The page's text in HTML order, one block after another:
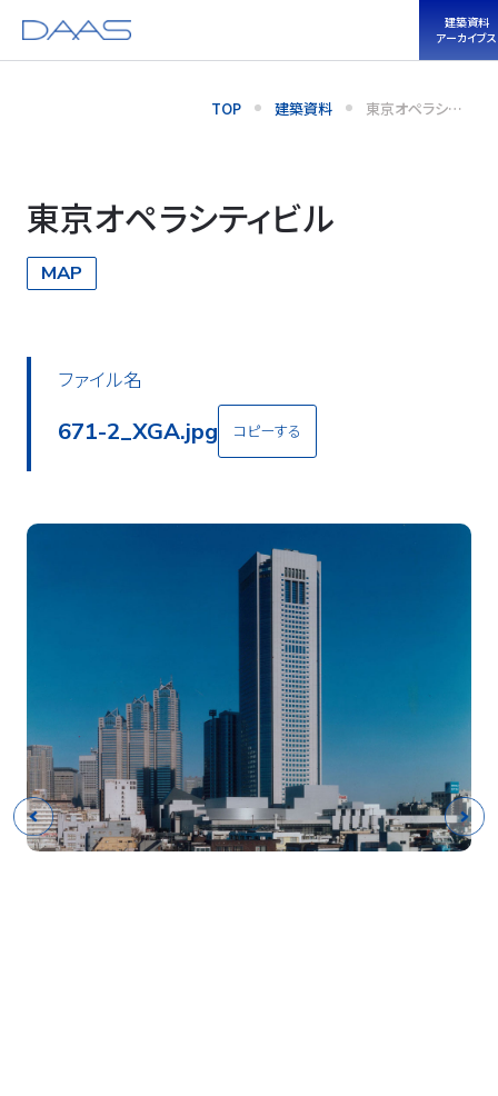
建築資料
アーカイブス
TOP 建築資料 東京オペラシテ
ィビル
東京オペラシティビル
MAP
ファイル名
671-2_XGA.jpg コピーする